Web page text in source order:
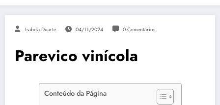
Isabela Duarte 04/11/2024 0 Comentários
Parevico vinícola
Conteúdo da Página